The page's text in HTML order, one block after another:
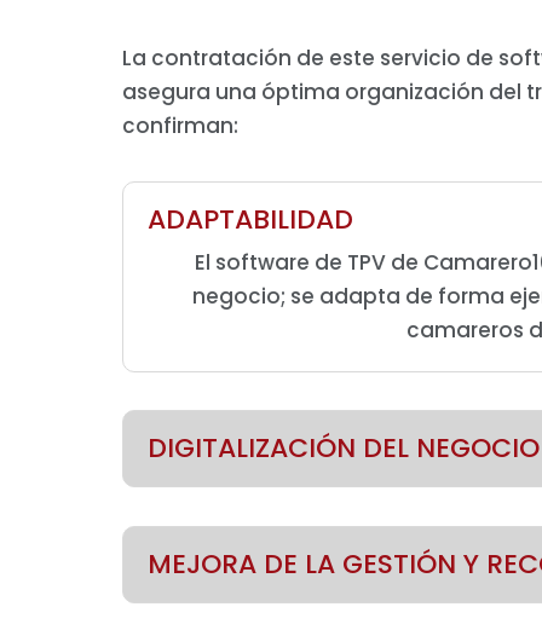
La contratación de este servicio de
asegura una óptima organización del
confirman:
ADAPTABILIDAD
El software de TPV de
negocio; se adapta de forma
camareros
DIGITALIZACIÓN DEL NEGOCIO
MEJORA DE LA GESTIÓN Y